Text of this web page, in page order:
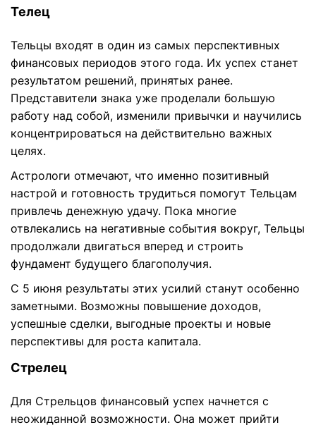
Телец
Тельцы входят в один из самых перспективных
финансовых периодов этого года. Их успех станет
результатом решений, принятых ранее.
Представители знака уже проделали большую
работу над собой, изменили привычки и научились
концентрироваться на действительно важных
целях.
Астрологи отмечают, что именно позитивный
настрой и готовность трудиться помогут Тельцам
привлечь денежную удачу. Пока многие
отвлекались на негативные события вокруг, Тельцы
продолжали двигаться вперед и строить
фундамент будущего благополучия.
С 5 июня результаты этих усилий станут особенно
заметными. Возможны повышение доходов,
успешные сделки, выгодные проекты и новые
перспективы для роста капитала.
Стрелец
Для Стрельцов финансовый успех начнется с
неожиданной возможности. Она может прийти